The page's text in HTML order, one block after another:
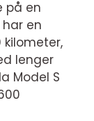
på en
en
lenger
Model S